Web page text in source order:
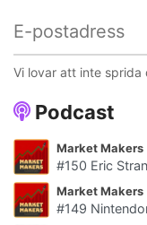
Podcast
Market Makers
#150 Eric
Market Makers
#149
Vi lovar att inte sprida